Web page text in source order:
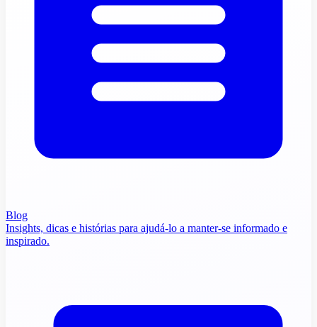
Blog
Insights, dicas e histórias para ajudá-lo a manter-se informado e
inspirado.